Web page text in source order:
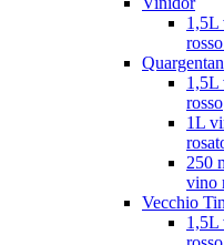
1,5L
Quargentan
1,5L
rosso
1L
250
vino
Vecchio
1,5L